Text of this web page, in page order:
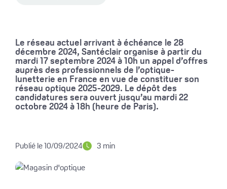
Le réseau actuel arrivant à échéance le 28
décembre 2024, Santéclair organise à partir du
mardi 17 septembre 2024 à 10h un appel d’offres
auprès des professionnels de l’optique-
lunetterie en France en vue de constituer son
réseau optique 2025-2029. Le dépôt des
candidatures sera ouvert jusqu’au mardi 22
octobre 2024 à 18h (heure de Paris).
Publié le 10/09/2024 3 min